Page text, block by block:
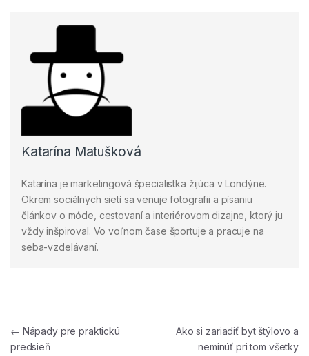
Katarína Matušková
Katarína je marketingová špecialistka žijúca v Londýne.
Okrem sociálnych sietí sa venuje fotografii a písaniu
článkov o móde, cestovaní a interiérovom dizajne, ktorý ju
vždy inšpiroval. Vo voľnom čase športuje a pracuje na
seba-vzdelávaní.
Navigácia v článku
← Nápady pre praktickú
predsieň
Ako si zariadiť byt štýlovo a
neminúť pri tom všetky